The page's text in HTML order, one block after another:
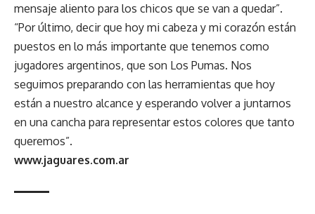
mensaje aliento para los chicos que se van a quedar”.
“Por último, decir que hoy mi cabeza y mi corazón están
puestos en lo más importante que tenemos como
jugadores argentinos, que son Los Pumas. Nos
seguimos preparando con las herramientas que hoy
están a nuestro alcance y esperando volver a juntarnos
en una cancha para representar estos colores que tanto
queremos”.
www.jaguares.com.ar